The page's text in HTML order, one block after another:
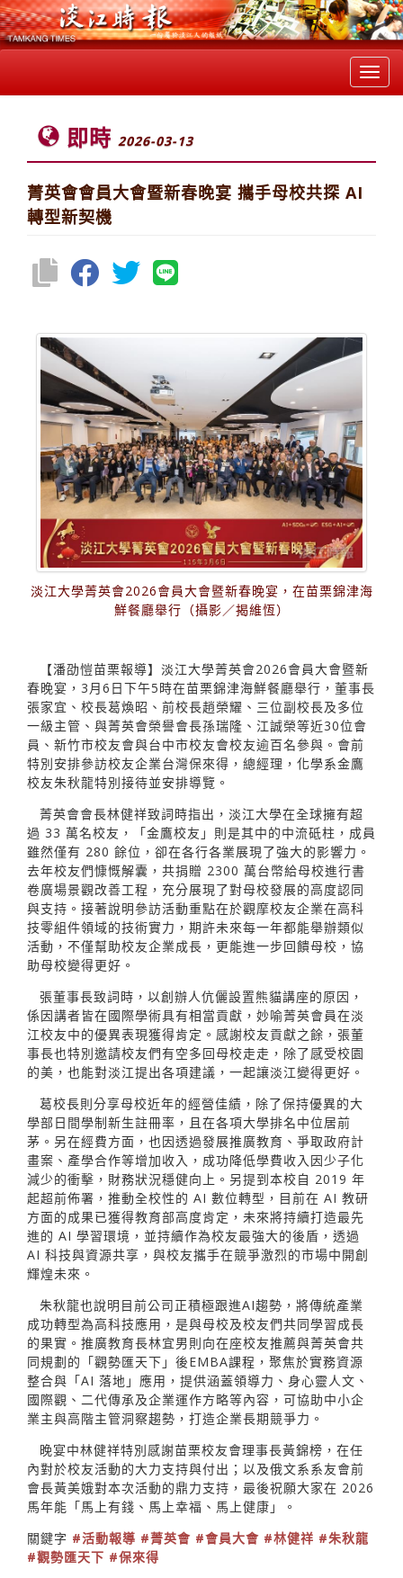
即時 2026-03-13
菁英會會員大會暨新春晚宴 攜手母校共探 AI
轉型新契機
淡江大學菁英會2026會員大會暨新春晚宴，在苗栗錦津海
鮮餐廳舉行（攝影／揭維恆）
【潘劭愷苗栗報導】淡江大學菁英會2026會員大會暨新
春晚宴，3月6日下午5時在苗栗錦津海鮮餐廳舉行，董事長
張家宜、校長葛煥昭、前校長趙榮耀、三位副校長及多位
一級主管、與菁英會榮譽會長孫瑞隆、江誠榮等近30位會
員、新竹市校友會與台中市校友會校友逾百名參與。會前
特別安排參訪校友企業台灣保來得，總經理，化學系金鷹
校友朱秋龍特別接待並安排導覽。
菁英會會長林健祥致詞時指出，淡江大學在全球擁有超
過 33 萬名校友，「金鷹校友」則是其中的中流砥柱，成員
雖然僅有 280 餘位，卻在各行各業展現了強大的影響力。
去年校友們慷慨解囊，共捐贈 2300 萬台幣給母校進行書
卷廣場景觀改善工程，充分展現了對母校發展的高度認同
與支持。接著說明參訪活動重點在於觀摩校友企業在高科
技零組件領域的技術實力，期許未來每一年都能舉辦類似
活動，不僅幫助校友企業成長，更能進一步回饋母校，協
助母校變得更好。
張董事長致詞時，以創辦人伉儷設置熊貓講座的原因，
係因講者皆在國際學術具有相當貢獻，妙喻菁英會員在淡
江校友中的優異表現獲得肯定。感謝校友貢獻之餘，張董
事長也特別邀請校友們有空多回母校走走，除了感受校園
的美，也能對淡江提出各項建議，一起讓淡江變得更好。
葛校長則分享母校近年的經營佳績，除了保持優異的大
學部日間學制新生註冊率，且在各項大學排名中位居前
茅。另在經費方面，也因透過發展推廣教育、爭取政府計
畫案、產學合作等增加收入，成功降低學費收入因少子化
減少的衝擊，財務狀況穩健向上。另提到本校自 2019 年
起超前佈署，推動全校性的 AI 數位轉型，目前在 AI 教研
方面的成果已獲得教育部高度肯定，未來將持續打造最先
進的 AI 學習環境，並持續作為校友最強大的後盾，透過
AI 科技與資源共享，與校友攜手在競爭激烈的市場中開創
輝煌未來。
朱秋龍也說明目前公司正積極跟進AI趨勢，將傳統產業
成功轉型為高科技應用，是與母校及校友們共同學習成長
的果實。推廣教育長林宜男則向在座校友推薦與菁英會共
同規劃的「觀勢匯天下」後EMBA課程，聚焦於實務資源
整合與「AI 落地」應用，提供涵蓋領導力、身心靈人文、
國際觀、二代傳承及企業運作方略等內容，可協助中小企
業主與高階主管洞察趨勢，打造企業長期競爭力。
晚宴中林健祥特別感謝苗栗校友會理事長黃錦榜，在任
內對於校友活動的大力支持與付出；以及俄文系系友會前
會長黃美娥對本次活動的鼎力支持，最後祝願大家在 2026
馬年能「馬上有錢、馬上幸福、馬上健康」。
關鍵字 #活動報導 #菁英會 #會員大會 #林健祥 #朱秋龍
#觀勢匯天下 #保來得